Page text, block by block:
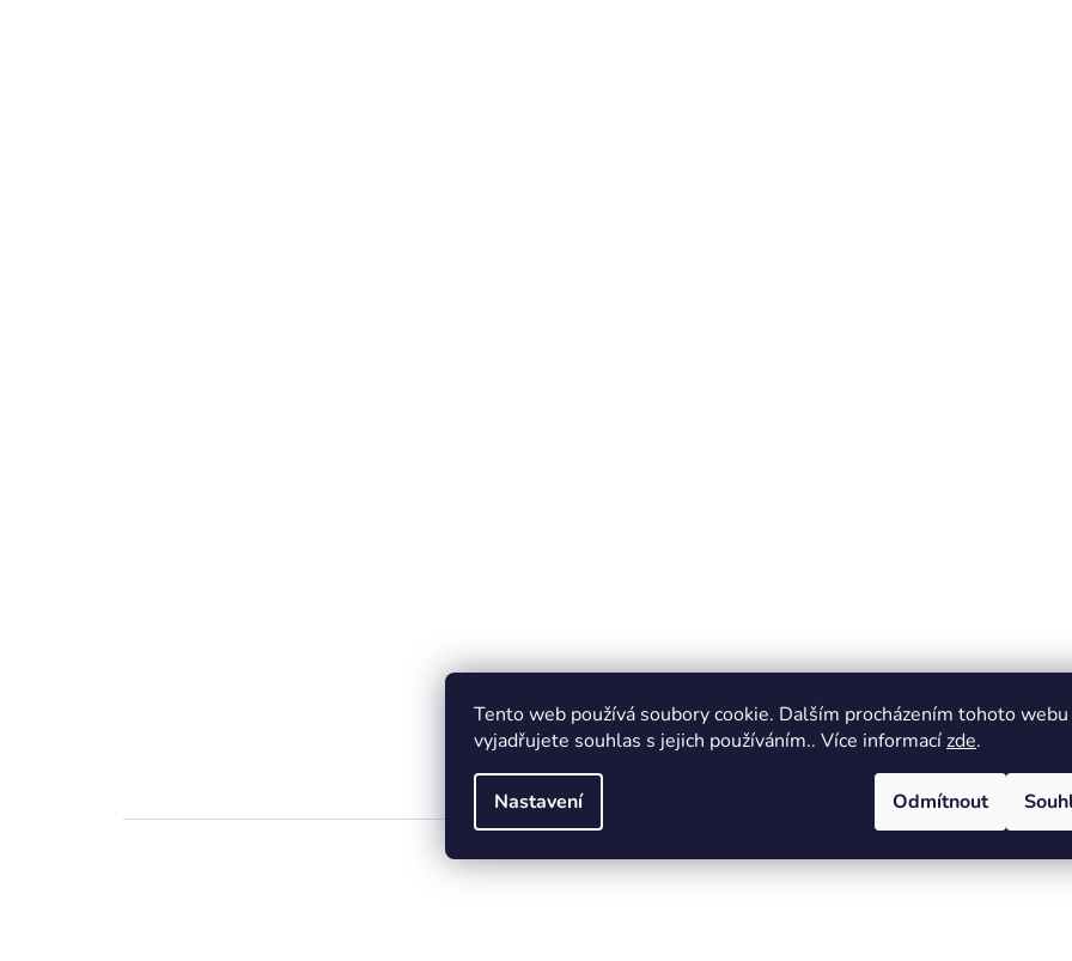
Tento web používá soubory cookie. Dalším procházením tohoto webu
vyjadřujete souhlas s jejich používáním.. Více informacízde.
Nastavení Odmítnout